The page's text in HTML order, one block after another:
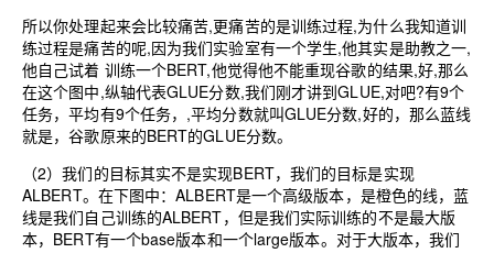
所以你处理起来会比较痛苦,更痛苦的是训练过程,为什么我知道训
练过程是痛苦的呢,因为我们实验室有一个学生,他其实是助教之一,
他自己试着 训练一个BERT,他觉得他不能重现谷歌的结果,好,那么
在这个图中,纵轴代表GLUE分数,我们刚才讲到GLUE,对吧?有9个
任务，平均有9个任务，,平均分数就叫GLUE分数,好的，那么蓝线
就是，谷歌原来的BERT的GLUE分数。
（2）我们的目标其实不是实现BERT，我们的目标是实现
ALBERT。在下图中：ALBERT是一个高级版本，是橙色的线，蓝
线是我们自己训练的ALBERT，但是我们实际训练的不是最大版
本，BERT有一个base版本和一个large版本。对于大版本，我们